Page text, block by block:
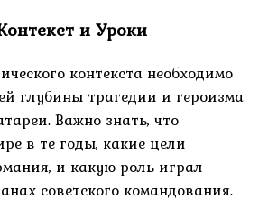
и Уроки
контекста необходимо
глубины трагедии и героизма
Важно знать, что
в те годы, какие цели
и какую роль играл
советского командования.